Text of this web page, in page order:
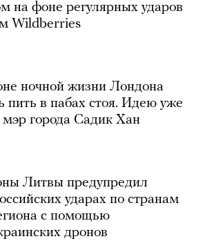
на фоне регулярных ударов
Wildberries
ночной жизни Лондона
пить в пабах стоя. Идею уже
мэр города Садик Хан
Литвы предупредил
ударах по странам
с помощью
дронов